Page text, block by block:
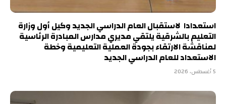
استعدادا لاستقبال العام الدراسي الجديد وكيل أول وزارة
التعليم بالشرقية يلتقي مديري مدارس المبادرة الرئاسية
لمناقشة الارتقاء بجودة العملية التعليمية وخطة
الاستعداد للعام الدراسي الجديد
5 أغسطس، 2026